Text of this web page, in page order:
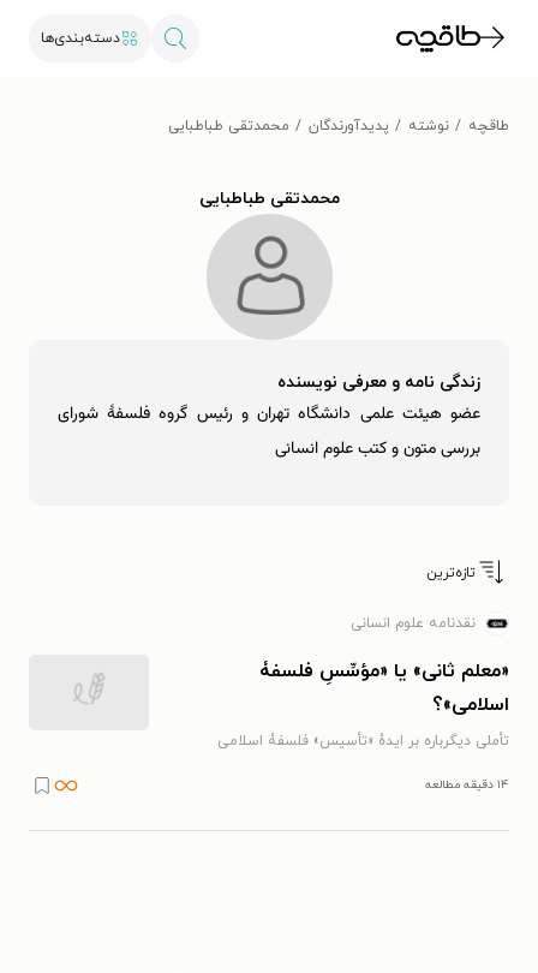
دسته‌بندی‌ها
طاقچه نوشته پدیدآورندگان محمدتقی طباطبایی
محمدتقی طباطبایی
زندگی نامه و معرفی نویسنده
عضو هیئت علمی دانشگاه تهران و رئیس گروه فلسفۀ شورای
بررسی متون و کتب علوم انسانی
تازه‌ترین
نقدنامه علوم انسانی
«معلم ثانی» یا «مؤسِّسِ فلسفۀ
اسلامی»؟
تأملی دیگرباره بر ایدۀ «تأسیس» فلسفۀ اسلامی
۱۴ دقیقه مطالعه